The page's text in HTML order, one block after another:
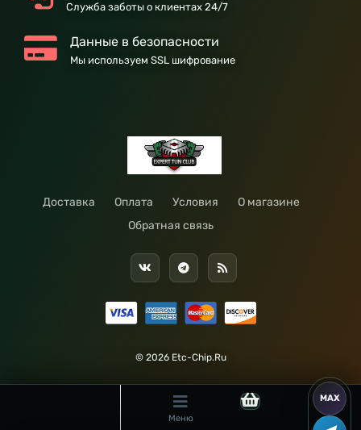
Служба заботы о клиентах 24/7
Данные в безопасности
Мы используем SSL шифрование
Доставка Оплата Условия
О магазине
Обратная связь
© 2026 Etc-Chip.Ru
Меню